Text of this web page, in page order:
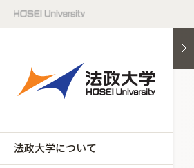
法政大学について